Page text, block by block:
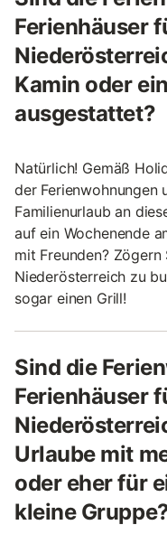
Ferienhäuser
Kamin oder
ausgestattet?
Natürlich! Gemäß
der Ferienwohnungen
Familienurlaub an
auf ein Wochenende
mit Freunden? Zögern
Niederösterreich zu
sogar einen Grill!
Sind die
Ferienhäuser
Urlaube mit
oder eher für
kleine